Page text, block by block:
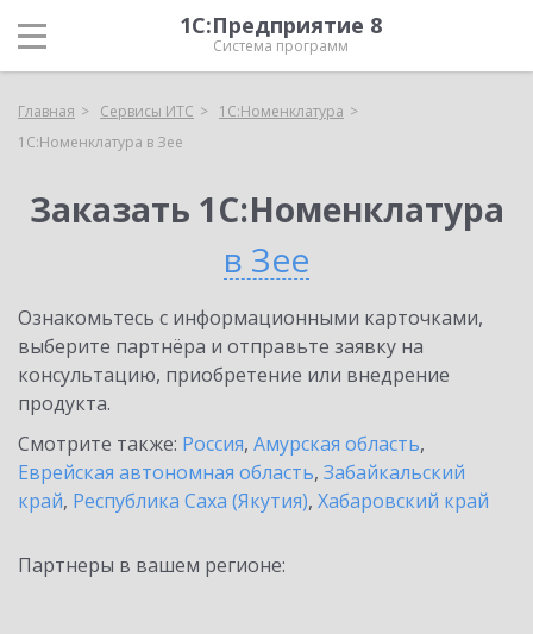
1С:Предприятие 8
Система программ
Главная Сервисы ИТС
1С:Номенклатура
1С:Номенклатура в Зее
Заказать 1С:Номенклатура
в Зее
Ознакомьтесь с информационными карточками,
выберите партнёра и отправьте заявку на
консультацию, приобретение или внедрение
продукта.
Смотрите также: Россия, Амурская область,
Еврейская автономная область, Забайкальский
край, Республика Саха (Якутия), Хабаровский край
Партнеры в вашем регионе: